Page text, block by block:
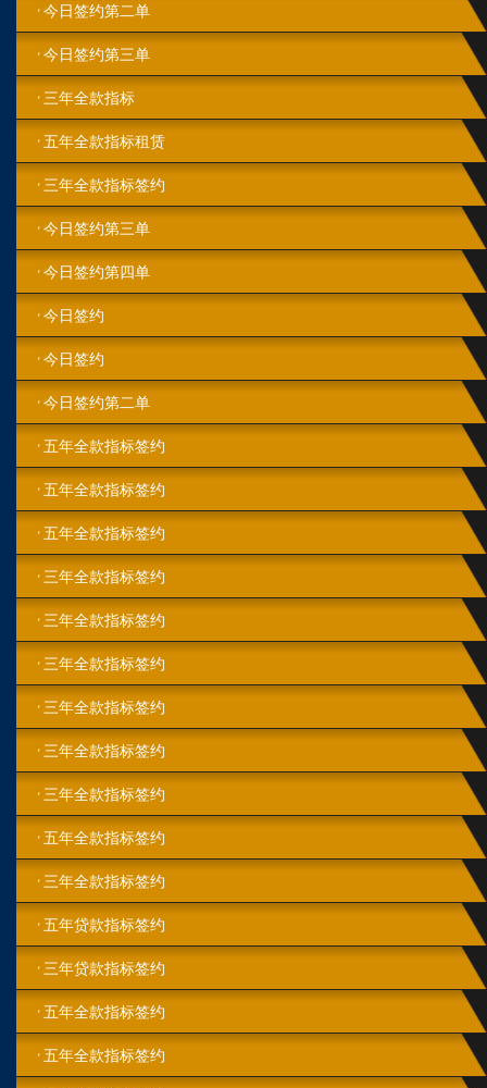
今日签约第二单
今日签约第三单
三年全款指标
五年全款指标租赁
三年全款指标签约
今日签约第三单
今日签约第四单
今日签约
今日签约
今日签约第二单
五年全款指标签约
五年全款指标签约
五年全款指标签约
三年全款指标签约
三年全款指标签约
三年全款指标签约
三年全款指标签约
三年全款指标签约
三年全款指标签约
五年全款指标签约
三年全款指标签约
五年贷款指标签约
三年贷款指标签约
五年全款指标签约
五年全款指标签约